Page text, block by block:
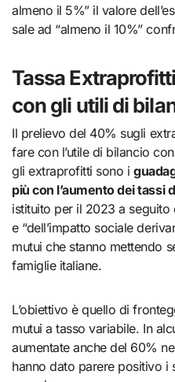
almeno il 5%” il valore
sale ad “almeno il 10%”
Tassa
con gli utili di
Il prelievo del 40% sugli
fare con l’utile di bilancio
gli extraprofitti sono i
più con l’aumento dei tassi
istituito per il 2023 a seguito
e “dell’impatto sociale
mutui che stanno mettendo
famiglie italiane.
L’obiettivo è quello di
mutui a tasso variabile. In
aumentate anche del 60%
hanno dato parere positivo i